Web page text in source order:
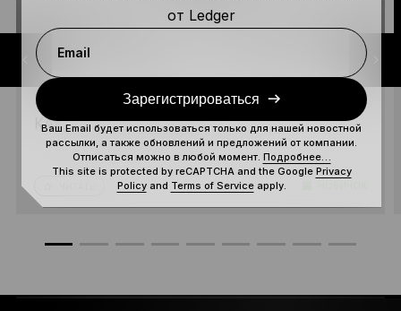
ПЕРПС-ТРЕЙДИНГ: ЧТО ЭТО ТАКОЕ И
КАК ТУТ ВСЁ УСТРОЕНО?
от Ledger
Email
Зарегистрироваться
Ваш Email будет использоваться только для нашей новостной
рассылки, а также обновлений и предложений от компании.
Отписаться можно в любой момент. Подробнее…
This site is protected by reCAPTCHA and the Google Privacy
Policyand Terms of Serviceapply.